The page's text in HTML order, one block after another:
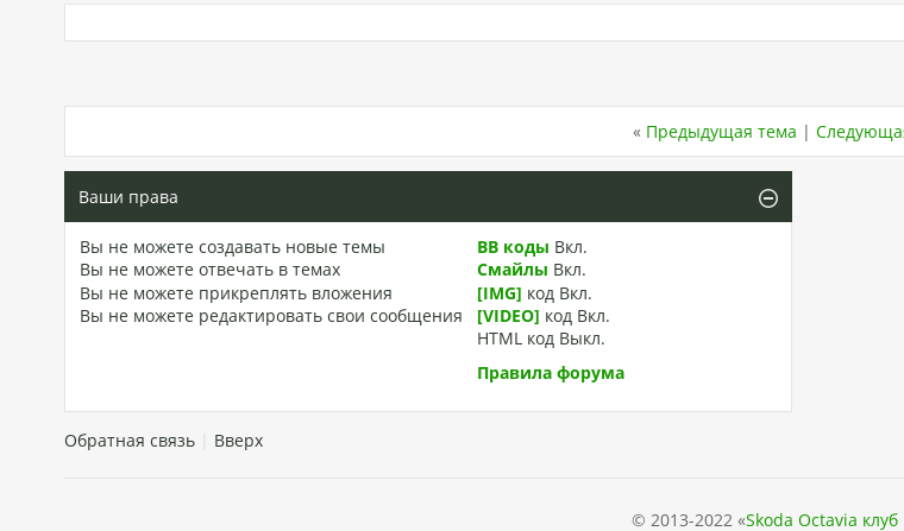
« Предыдущая тема |
Ваши права
Вы не можете создавать новые темы
Вы не можете отвечать в темах
Вы не можете прикреплять вложения
Вы не можете редактировать свои сообщения
BB коды Вкл.
Смайлы Вкл.
[IMG] код Вкл.
[VIDEO] код Вкл.
HTML код Выкл.
Правила форума
Обратная связь| Вверх
© 2013-2022 «Skoda Octavia клуб